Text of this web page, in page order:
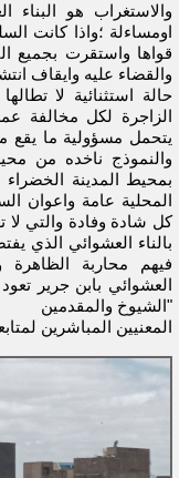
والاستغراب هو
اومساءلة ؛واذا كانت
قواها واستقرت بجميع
والقضاء عليه وايقاف
حالة استثنائية لا
الزاجرة لكل مخالفة
يتحمل مسؤولية ما يقع من
والنموذج ناخده من
بمحيط المدينة
المحلية عامة واعوان
كل شادة وفادة والتي لا
بالناء العشوائي الذي
فيهم محاربة الظاهرة
العشوائي بابن جرير
"الشيوخ والمقدمين
المعنيين المباشرين